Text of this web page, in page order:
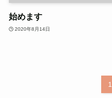
始めます
2020年8月14日
1